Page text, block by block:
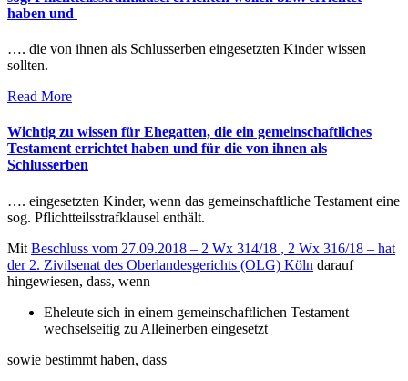
haben und
…. die von ihnen als Schlusserben eingesetzten Kinder wissen
sollten.
Read More
Wichtig zu wissen für Ehegatten, die ein gemeinschaftliches
Testament errichtet haben und für die von ihnen als
Schlusserben
…. eingesetzten Kinder, wenn das gemeinschaftliche Testament eine
sog. Pflichtteilsstrafklausel enthält.
Mit Beschluss vom 27.09.2018 – 2 Wx 314/18 , 2 Wx 316/18 – hat
der 2. Zivilsenat des Oberlandesgerichts (OLG) Köln darauf
hingewiesen, dass, wenn
Eheleute sich in einem gemeinschaftlichen Testament
wechselseitig zu Alleinerben eingesetzt
sowie bestimmt haben, dass